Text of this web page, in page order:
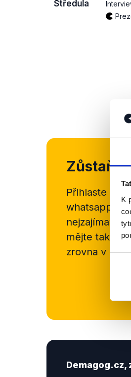
K
Středula
Přihlaste se
mějte tak
zrovna v
Demagog.cz,